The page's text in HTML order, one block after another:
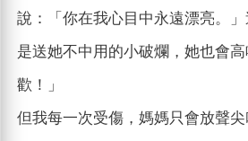
說：「你在我心目中永遠漂亮。
是送她不中用的小破爛，她也會
歡！」
但我每一次受傷，媽媽只會放聲